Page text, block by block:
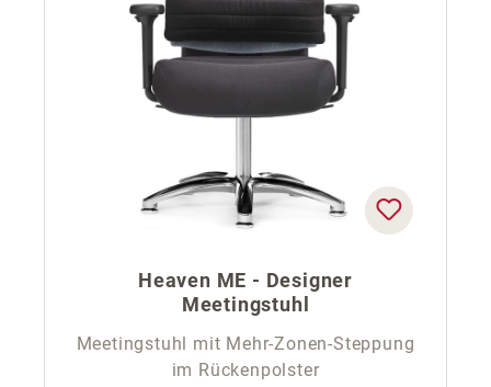
Heaven ME - Designer
Meetingstuhl
Meetingstuhl mit Mehr-Zonen-Steppung
im Rückenpolster